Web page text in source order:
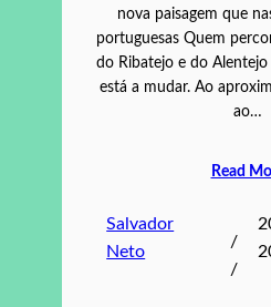
nova paisagem que
portuguesas Quem
do Ribatejo e do
está a mudar. Ao
ao…
Read
Salvador
Neto
/
/